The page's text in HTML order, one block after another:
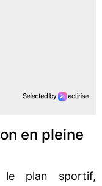
en pleine
le plan sportif,